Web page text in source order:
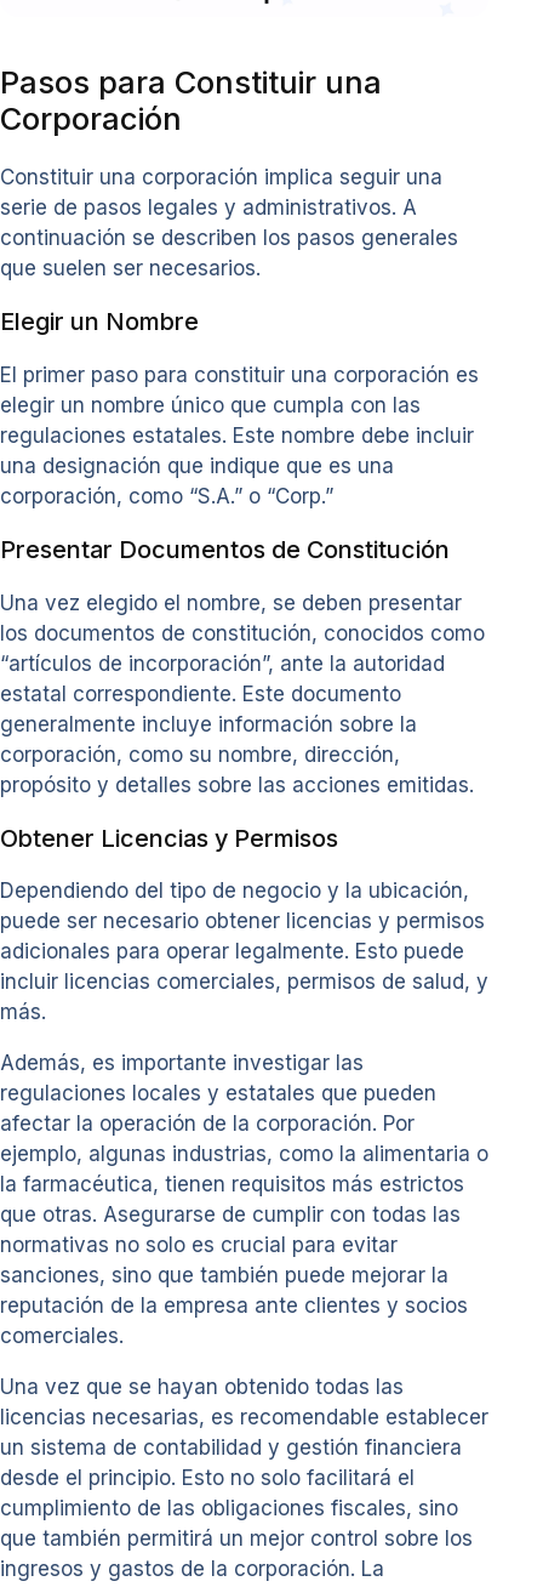
Pasos para Constituir una
Corporación
Constituir una corporación implica seguir una
serie de pasos legales y administrativos. A
continuación se describen los pasos generales
que suelen ser necesarios.
Elegir un Nombre
El primer paso para constituir una corporación es
elegir un nombre único que cumpla con las
regulaciones estatales. Este nombre debe incluir
una designación que indique que es una
corporación, como “S.A.” o “Corp.”
Presentar Documentos de Constitución
Una vez elegido el nombre, se deben presentar
los documentos de constitución, conocidos como
“artículos de incorporación”, ante la autoridad
estatal correspondiente. Este documento
generalmente incluye información sobre la
corporación, como su nombre, dirección,
propósito y detalles sobre las acciones emitidas.
Obtener Licencias y Permisos
Dependiendo del tipo de negocio y la ubicación,
puede ser necesario obtener licencias y permisos
adicionales para operar legalmente. Esto puede
incluir licencias comerciales, permisos de salud, y
más.
Además, es importante investigar las
regulaciones locales y estatales que pueden
afectar la operación de la corporación. Por
ejemplo, algunas industrias, como la alimentaria o
la farmacéutica, tienen requisitos más estrictos
que otras. Asegurarse de cumplir con todas las
normativas no solo es crucial para evitar
sanciones, sino que también puede mejorar la
reputación de la empresa ante clientes y socios
comerciales.
Una vez que se hayan obtenido todas las
licencias necesarias, es recomendable establecer
un sistema de contabilidad y gestión financiera
desde el principio. Esto no solo facilitará el
cumplimiento de las obligaciones fiscales, sino
que también permitirá un mejor control sobre los
ingresos y gastos de la corporación. La